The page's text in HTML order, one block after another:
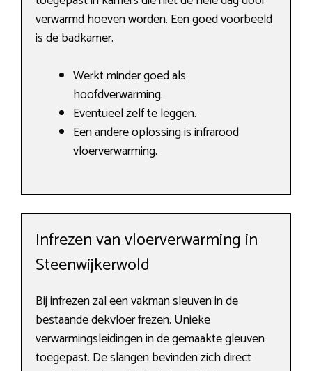
verwarmd hoeven worden. Een goed voorbeeld
is de badkamer.
Werkt minder goed als
hoofdverwarming.
Eventueel zelf te leggen.
Een andere oplossing is infrarood
vloerverwarming.
Infrezen van vloerverwarming in
Steenwijkerwold
Bij infrezen zal een vakman sleuven in de
bestaande dekvloer frezen. Unieke
verwarmingsleidingen in de gemaakte gleuven
toegepast. De slangen bevinden zich direct